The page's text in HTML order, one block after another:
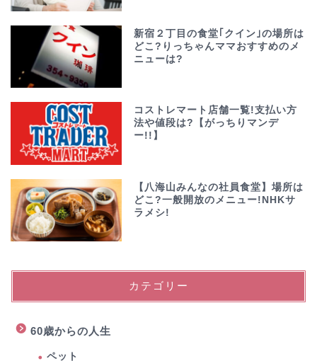
新宿２丁目の食堂｢クイン｣の場所は
どこ?りっちゃんママおすすめのメ
ニューは?
コストレマート店舗一覧!支払い方
法や値段は?【がっちりマンデ
ー!!】
【八海山みんなの社員食堂】場所は
どこ?一般開放のメニュー!NHKサ
ラメシ!
カテゴリー
60歳からの人生
ペット